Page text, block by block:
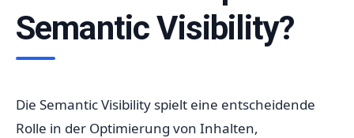
Semantic Visibility?
Die Semantic Visibility spielt eine entscheidende
Rolle in der Optimierung von Inhalten,